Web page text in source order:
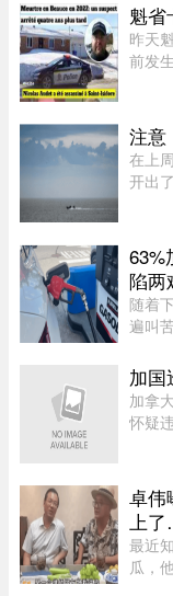
魁省
昨天
前发
人
注意
在上
开出
内的
63%
陷两
随着
遍叫
公司
理卡
加国
加拿
怀疑
可能
卓伟
上
最近
瓜，